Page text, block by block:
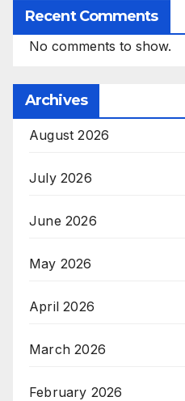
Recent Comments
No comments to show.
Archives
August 2026
July 2026
June 2026
May 2026
April 2026
March 2026
February 2026